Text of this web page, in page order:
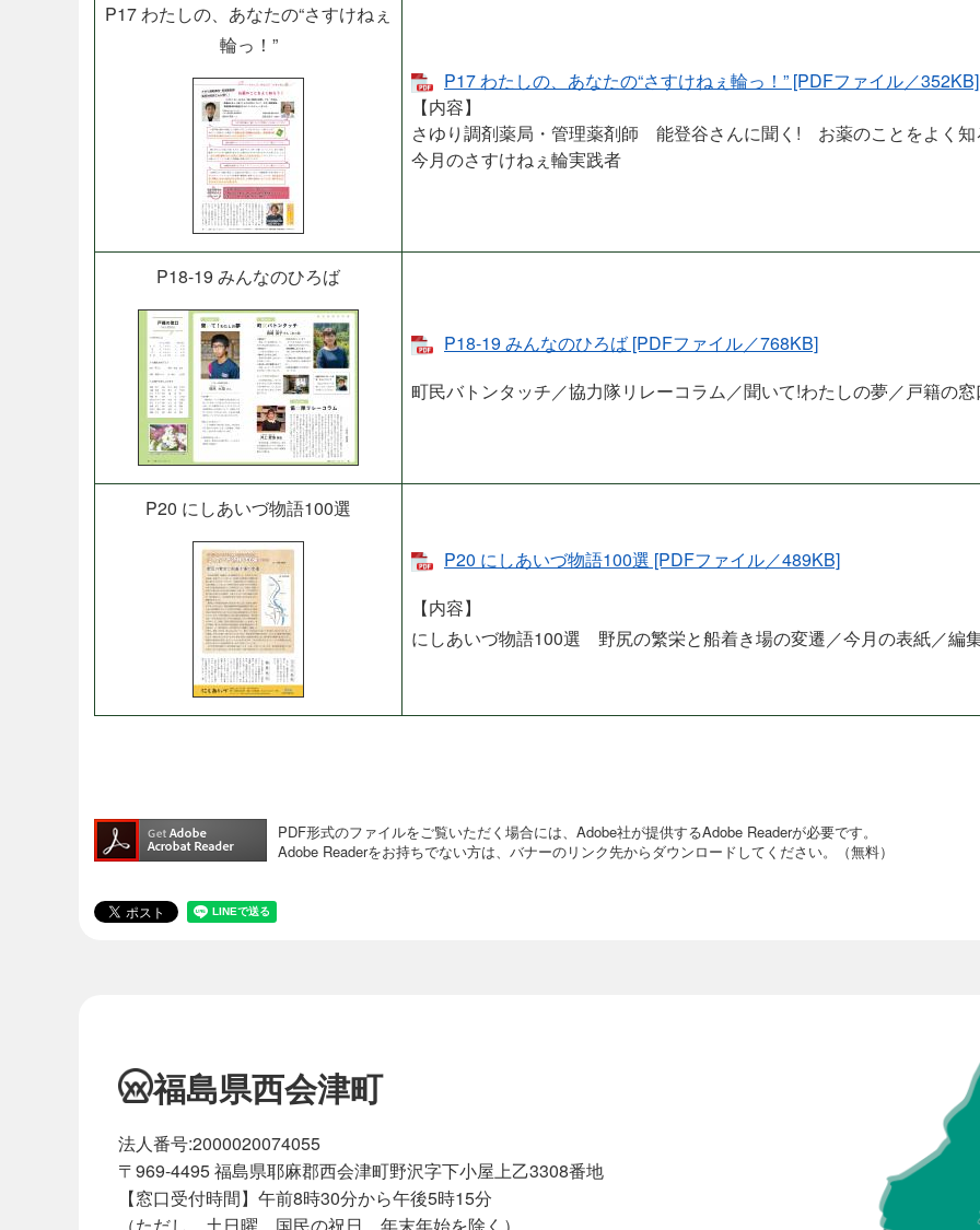
P17 わたしの、あなたの“さすけねぇ
輪っ！”
P17 わたしの、あなたの“さすけねぇ輪っ！” [PDFファイル／352KB]
【内容】
さゆり調剤薬局・管理薬剤師 能登谷さんに聞く! お薬のことをよく知
今月のさすけねぇ輪実践者
P18-19 みんなのひろば
P18-19 みんなのひろば [PDFファイル／768KB]
町民バトンタッチ／協力隊リレーコラム／聞いて!わたしの夢／戸籍の
P20 にしあいづ物語100選
P20 にしあいづ物語100選 [PDFファイル／489KB]
【内容】
にしあいづ物語100選 野尻の繁栄と船着き場の変遷／今月の表紙／編
PDF形式のファイルをご覧いただく場合には、Adobe社が提供するAdobe Readerが必要です。
Adobe Readerをお持ちでない方は、バナーのリンク先からダウンロードしてください。（無料）
福島県西会津町
法人番号:2000020074055
〒969-4495 福島県耶麻郡西会津町野沢字下小屋上乙3308番地
【窓口受付時間】午前8時30分から午後5時15分